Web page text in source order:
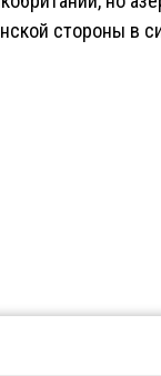
стороны в